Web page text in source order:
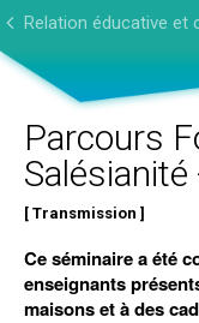
au
contenu.
Aller
navigation
personnels
Relation éducative et
Parcours
Transmission
Ce séminaire a été
enseignants
maisons et à des